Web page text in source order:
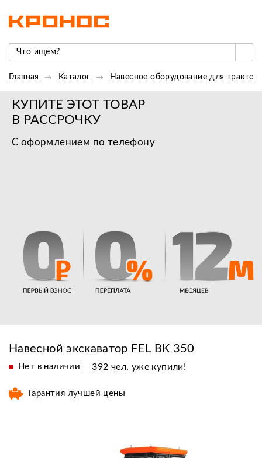
Главная Каталог Навесное оборудование для
КУПИТЕ ЭТОТ ТОВАР
В РАССРОЧКУ
С оформлением по телефону
Навесной экскаватор FEL BK 350
Нет в наличии 392 чел. уже купили!
Гарантия лучшей цены